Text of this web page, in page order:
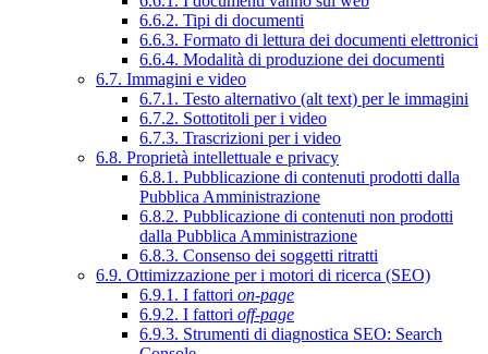
6.6.2. Tipi di documenti
6.6.3. Formato di lettura dei documenti elettronici
6.6.4. Modalità di produzione dei documenti
6.7. Immagini e video
6.7.1. Testo alternativo (alt text) per le immagini
6.7.2. Sottotitoli per i video
6.7.3. Trascrizioni per i video
6.8. Proprietà intellettuale e privacy
6.8.1. Pubblicazione di contenuti prodotti dalla
Pubblica Amministrazione
6.8.2. Pubblicazione di contenuti non prodotti
dalla Pubblica Amministrazione
6.8.3. Consenso dei soggetti ritratti
6.9. Ottimizzazione per i motori di ricerca (SEO)
6.9.1. I fattori on-page
6.9.2. I fattori off-page
6.9.3. Strumenti di diagnostica SEO: Search